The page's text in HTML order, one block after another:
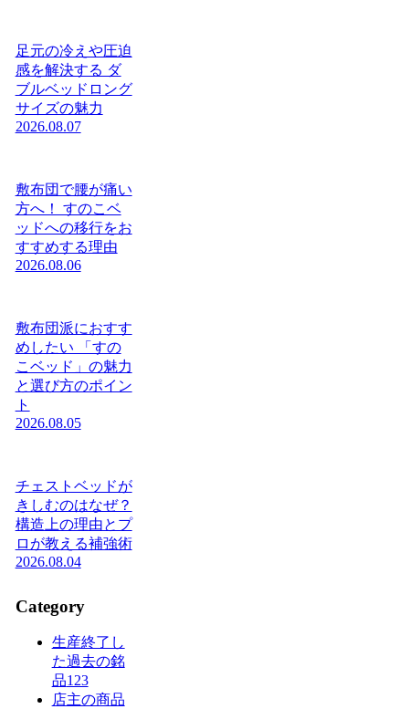
足元の冷えや圧迫
感を解決する ダ
ブルベッドロング
サイズの魅力
2026.08.07
敷布団で腰が痛い
方へ！ すのこベ
ッドへの移行をお
すすめする理由
2026.08.06
敷布団派におすす
めしたい 「すの
こベッド」の魅力
と選び方のポイン
ト
2026.08.05
チェストベッドが
きしむのはなぜ？
構造上の理由とプ
ロが教える補強術
2026.08.04
Category
生産終了し
た過去の銘
品123
店主の商品